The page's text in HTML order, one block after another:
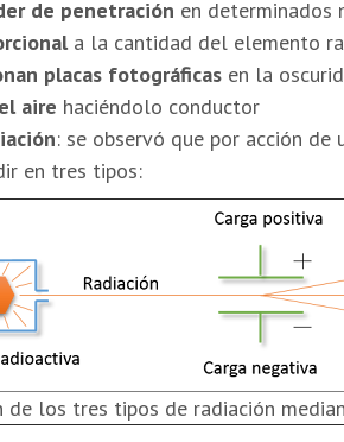
de penetración en determinados
a la cantidad del elemento
placas fotográficas en la
aire haciéndolo conductor
: se observó que por acción
en tres tipos:
de los tres tipos de radiación